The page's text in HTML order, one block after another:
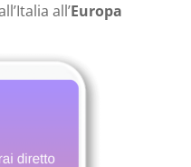
all’Europa